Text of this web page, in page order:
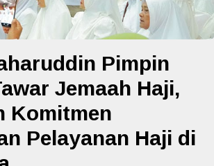
Pimpin
Jemaah Haji,
Komitmen
Pelayanan Haji di